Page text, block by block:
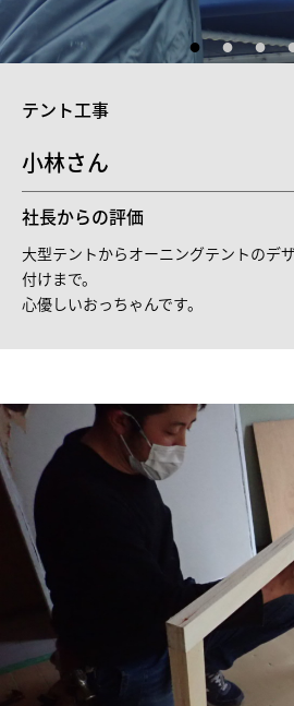
テント工事
小林さん
社長からの評価
大型テントからオーニングテントのデ
付けまで。
心優しいおっちゃんです。